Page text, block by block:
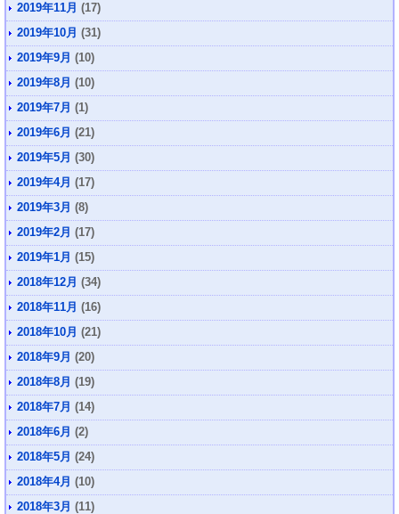
2019年11月 (17)
2019年10月 (31)
2019年9月 (10)
2019年8月 (10)
2019年7月 (1)
2019年6月 (21)
2019年5月 (30)
2019年4月 (17)
2019年3月 (8)
2019年2月 (17)
2019年1月 (15)
2018年12月 (34)
2018年11月 (16)
2018年10月 (21)
2018年9月 (20)
2018年8月 (19)
2018年7月 (14)
2018年6月 (2)
2018年5月 (24)
2018年4月 (10)
2018年3月 (11)